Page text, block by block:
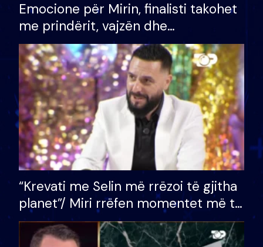
Emocione për Mirin, finalisti takohet
me prindërit, vajzën dhe
bashkëshorten: S’kemi ndonjë letër
divorci apo jo?
“Krevati me Selin më rrëzoi të gjitha
planet”/ Miri rrëfen momentet më të
bukura në shtëpinë e BB VIP: Do më
mungojë zilja e mëngjesit kur…